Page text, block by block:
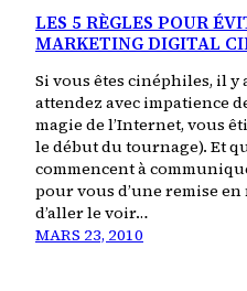
LES 5 RÈGLES POUR
MARKETING DIGITAL
Si vous êtes cinéphiles, il
attendez avec impatience
magie de l’Internet, vous
le début du tournage). Et
commencent à
pour vous d’une remise
d’aller le voir…
MARS 23, 2010